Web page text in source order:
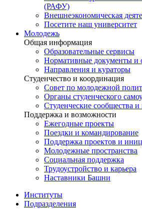
(РАФУ)
Внешнеэкономическая
Посетите наш университет
Молодежь
Общая информация
Образовательные сервисы
Нормативные документы и
Направления и кураторы
Студенчество и координация
Совет по молодежной
Органы студенческого
Студенческие сообщества
Поддержка и возможности
Ежегодные проекты
Поездки и командирование
Поддержка проектов и
Молодежные пространства
Социальная поддержка
Трудоустройство и карьера
Наставники Башни
Институты
Подразделения